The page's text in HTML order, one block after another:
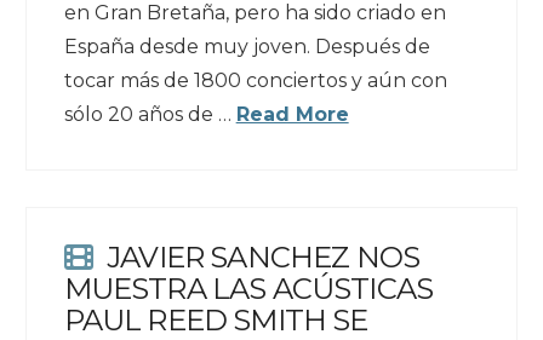
en Gran Bretaña, pero ha sido criado en
España desde muy joven. Después de
tocar más de 1800 conciertos y aún con
sólo 20 años de … Read More
JAVIER SANCHEZ NOS
MUESTRA LAS ACÚSTICAS
PAUL REED SMITH SE